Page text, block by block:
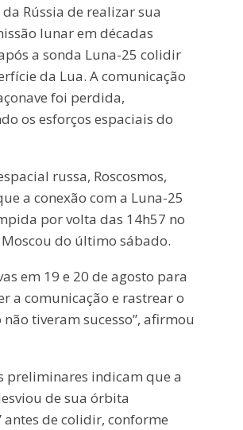
Rússia de realizar sua
lunar em décadas
a sonda Luna-25 colidir
da Lua. A comunicação
foi perdida,
os esforços espaciais do
russa, Roscosmos,
a conexão com a Luna-25
por volta das 14h57 no
do último sábado.
em 19 e 20 de agosto para
a comunicação e rastrear o
tiveram sucesso”, afirmou
preliminares indicam que a
de sua órbita
antes de colidir, conforme